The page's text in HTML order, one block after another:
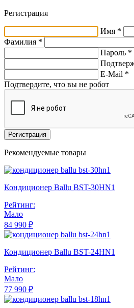
Регистрация
Имя *
Фамилия *
Пароль *
E-Mail *
Подтвердите, что вы не робот
Регистрация
Рекомендуемые товары
Кондиционер Ballu BST-30HN1
Рейтинг:
Мало
84 990 ₽
Кондиционер Ballu BST-24HN1
Рейтинг:
Мало
77 990 ₽